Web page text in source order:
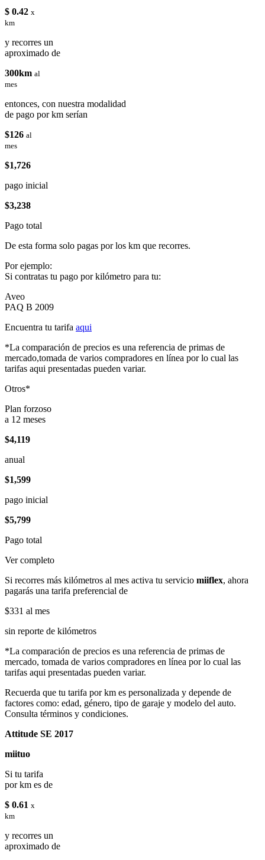
$ 0.42 x
km
y recorres un
aproximado de
300km al
mes
entonces, con nuestra modalidad
de pago por km serían
$126 al
mes
$1,726
pago inicial
$3,238
Pago total
De esta forma solo pagas por los km que recorres.
Por ejemplo:
Si contratas tu pago por kilómetro para tu:
Aveo
PAQ B 2009
Encuentra tu tarifa aqui
*La comparación de precios es una referencia de primas de
mercado,tomada de varios compradores en línea por lo cual las
tarifas aqui presentadas pueden variar.
Otros*
Plan forzoso
a 12 meses
$4,119
anual
$1,599
pago inicial
$5,799
Pago total
Ver completo
Si recorres más kilómetros al mes activa tu servicio miiflex, ahora
pagarás una tarifa preferencial de
$331 al mes
sin reporte de kilómetros
*La comparación de precios es una referencia de primas de
mercado, tomada de varios compradores en línea por lo cual las
tarifas aqui presentadas pueden variar.
Recuerda que tu tarifa por km es personalizada y depende de
factores como: edad, género, tipo de garaje y modelo del auto.
Consulta términos y condiciones.
Attitude SE 2017
miituo
Si tu tarifa
por km es de
$ 0.61 x
km
y recorres un
aproximado de